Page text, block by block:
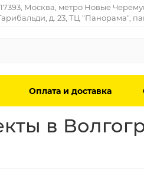
Москва, метро Новые
д. 23, ТЦ "Панорама",
Оплата и доставка
в